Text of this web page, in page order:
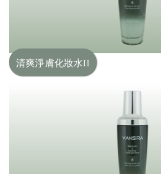
清爽淨膚化妝水II